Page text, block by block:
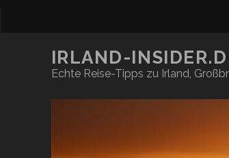
IRLAND-
Echte Reise-Tipps zu Irland,